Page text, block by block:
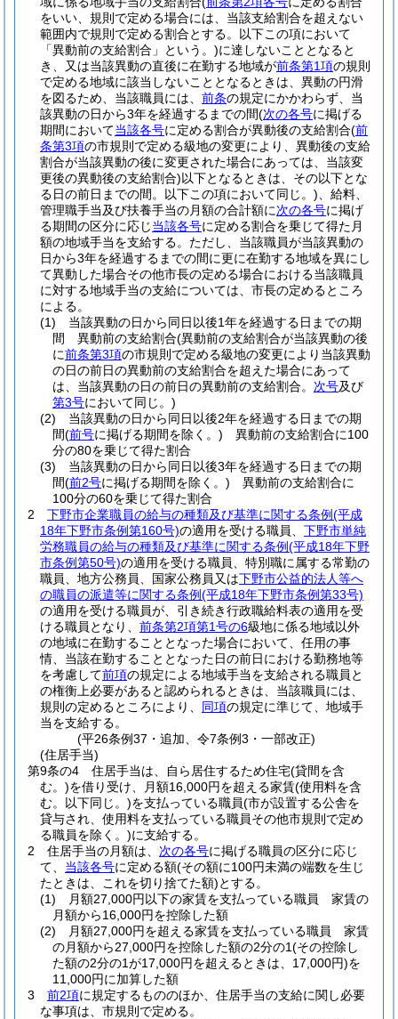
をいい、規則で定める場合には、当該支給割合を超えない
範囲内で規則で定める割合とする。以下この項において
「異動前の支給割合」という。)に達しないこととなると
き、又は当該異動の直後に在勤する地域が前条第1項の規則
で定める地域に該当しないこととなるときは、異動の円滑
を図るため、当該職員には、 前条の規定にかかわらず、当
該異動の日から3年を経過するまでの間(次の各号に掲げる
期間において当該各号に定める割合が異動後の支給割合(前
条第3項の市規則で定める級地の変更により、異動後の支給
割合が当該異動の後に変更された場合にあっては、当該変
更後の異動後の支給割合)以下となるときは、その以下とな
る日の前日までの間。以下この項において同じ。) 、給料、
管理職手当及び扶養手当の月額の合計額に次の各号に掲げ
る期間の区分に応じ当該各号に定める割合を乗じて得た月
額の地域手当を支給する。 ただし、当該職員が当該異動の
日から3年を経過するまでの間に更に在勤する地域を異にし
て異動した場合その他市長の定める場合における当該職員
に対する地域手当の支給については、市長の定めるところ
による。
(1)
当該異動の日から同日以後1年を経過する日までの期
間 異動前の支給割合(異動前の支給割合が当該異動の後
に前条第3項の市規則で定める級地の変更により当該異動
の日の前日の異動前の支給割合を超えた場合にあって
は、当該異動の日の前日の異動前の支給割合。 次号及び
第3号において同じ。)
(2)
当該異動の日から同日以後2年を経過する日までの期
間(前号に掲げる期間を除く。) 異動前の支給割合に100
分の80を乗じて得た割合
(3)
当該異動の日から同日以後3年を経過する日までの期
間(前2号に掲げる期間を除く。) 異動前の支給割合に
100分の60を乗じて得た割合
2
下野市企業職員の給与の種類及び基準に関する条例(平成
18年下野市条例第160号)の適用を受ける職員、 下野市単純
労務職員の給与の種類及び基準に関する条例(平成18年下野
市条例第50号)の適用を受ける職員、特別職に属する常勤の
職員、地方公務員、国家公務員又は下野市公益的法人等へ
の職員の派遣等に関する条例(平成18年下野市条例第33号)
の適用を受ける職員が、引き続き行政職給料表の適用を受
ける職員となり、 前条第2項第1号の6級地に係る地域以外
の地域に在勤することとなった場合において、任用の事
情、当該在勤することとなった日の前日における勤務地等
を考慮して前項の規定による地域手当を支給される職員と
の権衡上必要があると認められるときは、当該職員には、
規則の定めるところにより、 同項の規定に準じて、地域手
当を支給する。
(平26条例37・追加、令7条例3・一部改正)
(住居手当)
第9条の4
住居手当は、自ら居住するため住宅(貸間を含
む。)を借り受け、月額16,000円を超える家賃(使用料を含
む。以下同じ。)を支払っている職員(市が設置する公舎を
貸与され、使用料を支払っている職員その他市規則で定め
る職員を除く。)に支給する。
2
住居手当の月額は、 次の各号に掲げる職員の区分に応じ
て、 当該各号に定める額(その額に100円未満の端数を生じ
たときは、これを切り捨てた額)とする。
(1)
月額27,000円以下の家賃を支払っている職員 家賃の
月額から16,000円を控除した額
(2)
月額27,000円を超える家賃を支払っている職員 家賃
の月額から27,000円を控除した額の2分の1(その控除し
た額の2分の1が17,000円を超えるときは、17,000円)を
11,000円に加算した額
3
前2項に規定するもののほか、住居手当の支給に関し必要
な事項は、市規則で定める。